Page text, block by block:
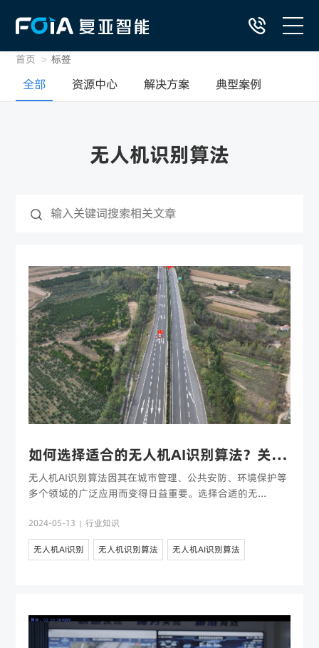
DaaS低空智网服务
资源中心
关于复亚
全部 资源中心 解决方案 典型案例
首页 > 标签
无人机识别算法
如何选择适合的无人机AI识别算法？关键因素与方案
无人机AI识别算法因其在城市管理、公共安防、环境保护等
多个领域的广泛应用而变得日益重要。选择合适的无...
2024-05-13 | 行业知识
无人机AI识别 无人机识别算法 无人机AI识别算法